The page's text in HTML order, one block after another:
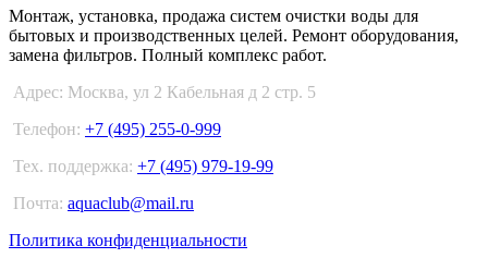
Монтаж, установка, продажа систем очистки воды для
бытовых и производственных целей. Ремонт оборудования,
замена фильтров. Полный комплекс работ.
Адрес: Москва, ул 2 Кабельная д 2 стр. 5
Телефон: +7 (495) 255-0-999
Тех. поддержка: +7 (495) 979-19-99
Почта: aquaclub@mail.ru
Политика конфиденциальности